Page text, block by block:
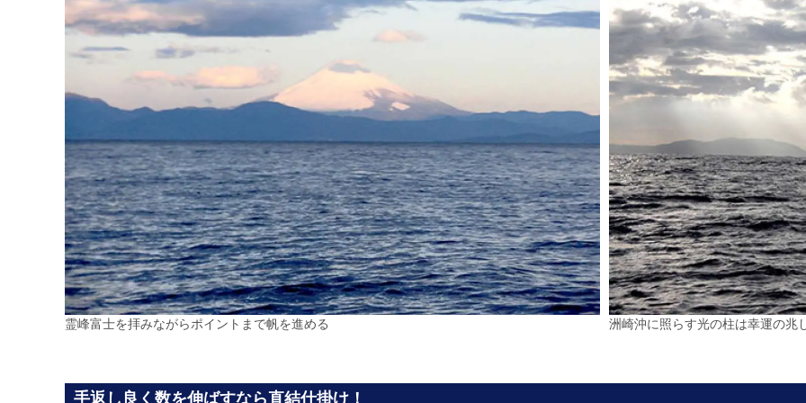
霊峰富士を拝みながらポイントまで帆を進める 洲崎沖に照らす光の柱は幸運の兆
手返し良く数を伸ばすなら直結仕掛け！